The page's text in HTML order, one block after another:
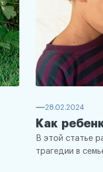
28.02.2024
Как
В этой статье
трагедии в